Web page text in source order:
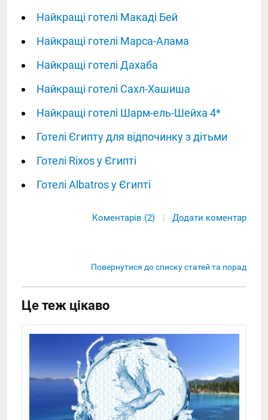
Найкращі готелі Макаді Бей
Найкращі готелі Марса-Алама
Найкращі готелі Дахаба
Найкращі готелі Сахл-Хашиша
Найкращі готелі Шарм-ель-Шейха 4*
Готелі Єгипту для відпочинку з дітьми
Готелі Rixos у Єгипті
Готелі Albatros у Єгипті
Коментарів (2) | Додати коментар
Повернутися до списку статей та порад
Це теж цікаво